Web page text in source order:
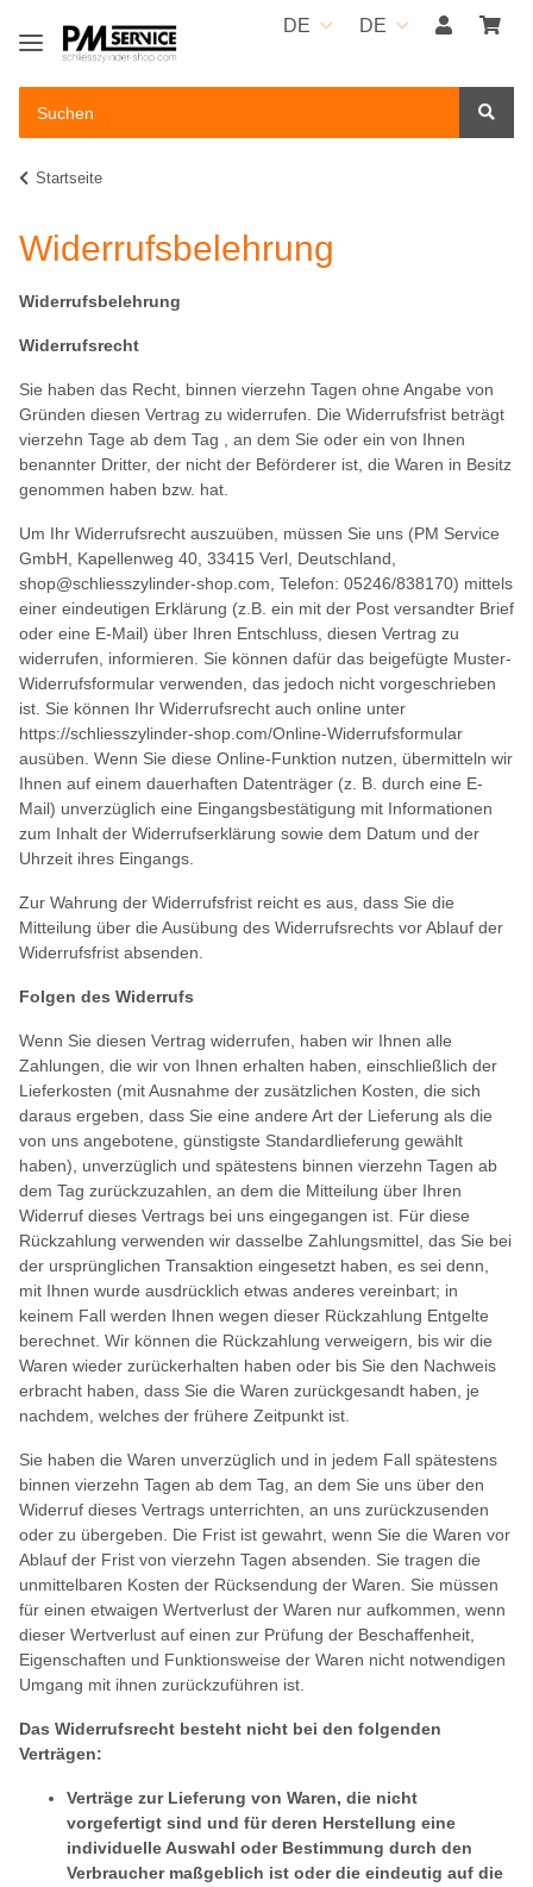
DE DE
Startseite
Widerrufsbelehrung
Widerrufsbelehrung
Widerrufsrecht
Sie haben das Recht, binnen vierzehn Tagen ohne Angabe von
Gründen diesen Vertrag zu widerrufen. Die Widerrufsfrist beträgt
vierzehn Tage ab dem Tag , an dem Sie oder ein von Ihnen
benannter Dritter, der nicht der Beförderer ist, die Waren in Besitz
genommen haben bzw. hat.
Um Ihr Widerrufsrecht auszuüben, müssen Sie uns (PM Service
GmbH, Kapellenweg 40, 33415 Verl, Deutschland,
shop@schliesszylinder-shop.com, Telefon: 05246/838170) mittels
einer eindeutigen Erklärung (z.B. ein mit der Post versandter Brief
oder eine E-Mail) über Ihren Entschluss, diesen Vertrag zu
widerrufen, informieren. Sie können dafür das beigefügte Muster-
Widerrufsformular verwenden, das jedoch nicht vorgeschrieben
ist. Sie können Ihr Widerrufsrecht auch online unter
https://schliesszylinder-shop.com/Online-Widerrufsformular
ausüben. Wenn Sie diese Online-Funktion nutzen, übermitteln wir
Ihnen auf einem dauerhaften Datenträger (z. B. durch eine E-
Mail) unverzüglich eine Eingangsbestätigung mit Informationen
zum Inhalt der Widerrufserklärung sowie dem Datum und der
Uhrzeit ihres Eingangs.
Zur Wahrung der Widerrufsfrist reicht es aus, dass Sie die
Mitteilung über die Ausübung des Widerrufsrechts vor Ablauf der
Widerrufsfrist absenden.
Folgen des Widerrufs
Wenn Sie diesen Vertrag widerrufen, haben wir Ihnen alle
Zahlungen, die wir von Ihnen erhalten haben, einschließlich der
Lieferkosten (mit Ausnahme der zusätzlichen Kosten, die sich
daraus ergeben, dass Sie eine andere Art der Lieferung als die
von uns angebotene, günstigste Standardlieferung gewählt
haben), unverzüglich und spätestens binnen vierzehn Tagen ab
dem Tag zurückzuzahlen, an dem die Mitteilung über Ihren
Widerruf dieses Vertrags bei uns eingegangen ist. Für diese
Rückzahlung verwenden wir dasselbe Zahlungsmittel, das Sie bei
der ursprünglichen Transaktion eingesetzt haben, es sei denn,
mit Ihnen wurde ausdrücklich etwas anderes vereinbart; in
keinem Fall werden Ihnen wegen dieser Rückzahlung Entgelte
berechnet. Wir können die Rückzahlung verweigern, bis wir die
Waren wieder zurückerhalten haben oder bis Sie den Nachweis
erbracht haben, dass Sie die Waren zurückgesandt haben, je
nachdem, welches der frühere Zeitpunkt ist.
Sie haben die Waren unverzüglich und in jedem Fall spätestens
binnen vierzehn Tagen ab dem Tag, an dem Sie uns über den
Widerruf dieses Vertrags unterrichten, an uns zurückzusenden
oder zu übergeben. Die Frist ist gewahrt, wenn Sie die Waren vor
Ablauf der Frist von vierzehn Tagen absenden. Sie tragen die
unmittelbaren Kosten der Rücksendung der Waren. Sie müssen
für einen etwaigen Wertverlust der Waren nur aufkommen, wenn
dieser Wertverlust auf einen zur Prüfung der Beschaffenheit,
Eigenschaften und Funktionsweise der Waren nicht notwendigen
Umgang mit ihnen zurückzuführen ist.
Das Widerrufsrecht besteht nicht bei den folgenden
Verträgen:
Verträge zur Lieferung von Waren, die nicht
vorgefertigt sind und für deren Herstellung eine
individuelle Auswahl oder Bestimmung durch den
Verbraucher maßgeblich ist oder die eindeutig auf die